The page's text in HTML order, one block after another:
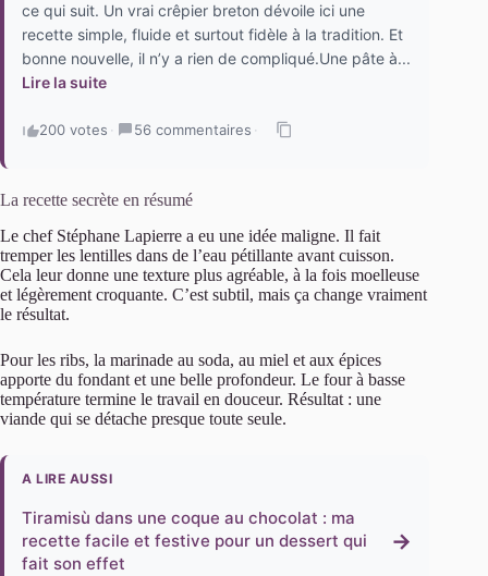
ce qui suit. Un vrai crêpier breton dévoile ici une
recette simple, fluide et surtout fidèle à la tradition. Et
bonne nouvelle, il n’y a rien de compliqué.Une pâte à...
Lire la suite
200 votes · 56 commentaires ·
La recette secrète en résumé
Le chef Stéphane Lapierre a eu une idée maligne. Il fait
tremper les lentilles dans de l’eau pétillante avant cuisson.
Cela leur donne une texture plus agréable, à la fois moelleuse
et légèrement croquante. C’est subtil, mais ça change vraiment
le résultat.
Pour les ribs, la marinade au soda, au miel et aux épices
apporte du fondant et une belle profondeur. Le four à basse
température termine le travail en douceur. Résultat : une
viande qui se détache presque toute seule.
A LIRE AUSSI
Tiramisù dans une coque au chocolat : ma
recette facile et festive pour un dessert qui
fait son effet
→